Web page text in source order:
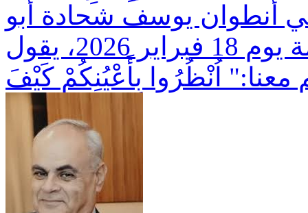
أنطوان يوسف شحادة أبو
مارك، الذي رقد على رجاء القيامة يوم 18 فبراير 2026، يقول
معنا:" اُنْظُرُوا بِأَعْيُنِكُمْ كَيْفَ